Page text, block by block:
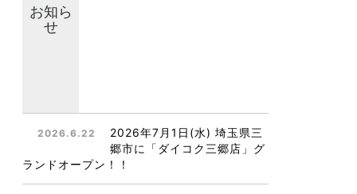
お知ら
せ
2026.6.22
2026年7月1日(水) 埼玉県三
郷市に「ダイコク三郷店」グ
ランドオープン！！